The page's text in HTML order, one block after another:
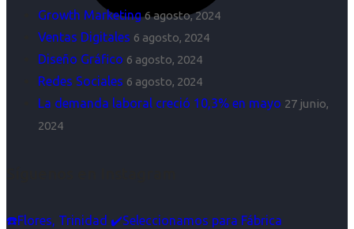
Growth Marketing 6 agosto, 2024
Ventas Digitales 6 agosto, 2024
Diseño Gráfico 6 agosto, 2024
Redes Sociales 6 agosto, 2024
La demanda laboral creció 10,3% en mayo 27 junio,
2024
☎️Flores, Trinidad ✔️Seleccionamos para Fábrica